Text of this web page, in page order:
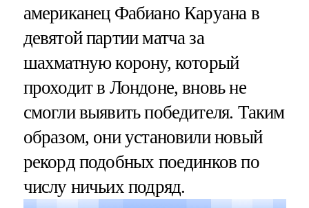
американец Фабиано Каруана в
девятой партии матча за
шахматную корону, который
проходит в Лондоне, вновь не
смогли выявить победителя. Таким
образом, они установили новый
рекорд подобных поединков по
числу ничьих подряд.